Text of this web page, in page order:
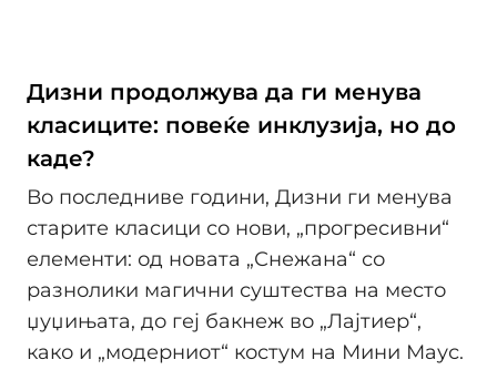
Дизни продолжува да ги менува
класиците: повеќе инклузија, но до
каде?
Во последниве години, Дизни ги менува
старите класици со нови, „прогресивни“
елементи: од новата „Снежана“ со
разнолики магични суштества на место
џуџињата, до геј бакнеж во „Лајтиер“,
како и „модерниот“ костум на Мини Маус.